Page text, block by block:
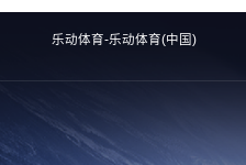
乐动体育-乐动体育(中国)